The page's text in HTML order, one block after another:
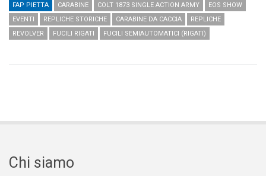
FAP PIETTA CARABINE COLT 1873 SINGLE ACTION ARMY
EOS SHOW
EVENTI
REPLICHE STORICHE CARABINE DA CACCIA
REPLICHE
REVOLVER
FUCILI RIGATI FUCILI SEMIAUTOMATICI (RIGATI)
Chi siamo